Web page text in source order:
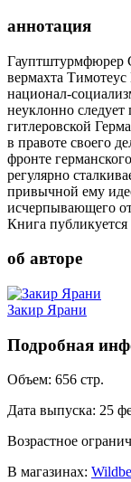
аннотация
Гауптштурмфюрер
вермахта
национал-
неуклонно следует
гитлеровской
в правоте своего
фронте
регулярно
привычной ему
исчерпывающего
Книга
об авторе
Закир Ярани
Подробная
Объем: 656 стр.
Дата выпуска: 25
Возрастное
В магазинах: